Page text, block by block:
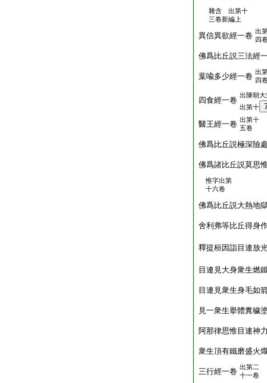
雜含 出第十
三卷新編上
異信異欲經一卷 出
四
佛爲比丘説三法經
葉喩多少經一卷 出
四
四食經一卷
出陳朝大
出第十
醫王經一卷 出第十
五卷
佛爲比丘説極深險
佛爲諸比丘説莫思
惟字出第
十六卷
佛爲比丘説大熱地
舍利弗等比丘得身
釋提桓因詣目連放
目連見大身衆生燃
目連見衆生身毛如
見一衆生擧體糞穢
阿那律思惟目連神
衆生頂有鐵磨盛火
三行經一卷 出第二
十一卷